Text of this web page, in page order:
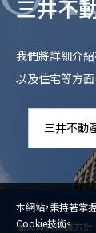
三井不
我們將詳細介紹
以及住宅等方面
三井不動
個人資料保護方針
本網站，秉持著掌
Cookie技術。